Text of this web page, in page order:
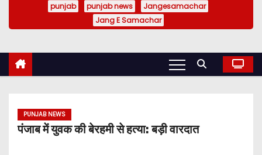
punjab
punjab news
Jangesamachar
Jang E Samachar
PUNJAB NEWS
पंजाब में युवक की बेरहमी से हत्या: बड़ी वारदात